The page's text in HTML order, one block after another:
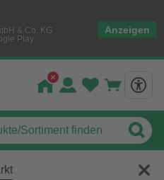
& Co. KG
Play
Anzeigen